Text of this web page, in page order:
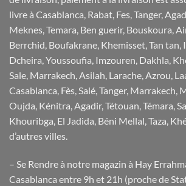
livre à Casablanca, Rabat, Fes, Tanger,
Meknes, Temara, Ben guerir, Bouskoura,
Berrchid, Boufakrane, Khemisset, Tan tan,
Dcheira, Youssoufia, Imzouren, Dakhla,
Sale, Marrakech, Asilah, Larache, Azrou,
Casablanca, Fès, Salé, Tanger, Marrakech,
Oujda, Kénitra, Agadir, Tétouan, Témara,
Khouribga, El Jadida, Béni Mellal, Taza,
d’autres villes.
– Se Rendre à notre magazin à Hay
Casablanca entre 9h et 21h (proche de